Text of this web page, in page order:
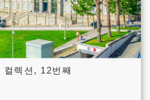
컬렉션, 12번째